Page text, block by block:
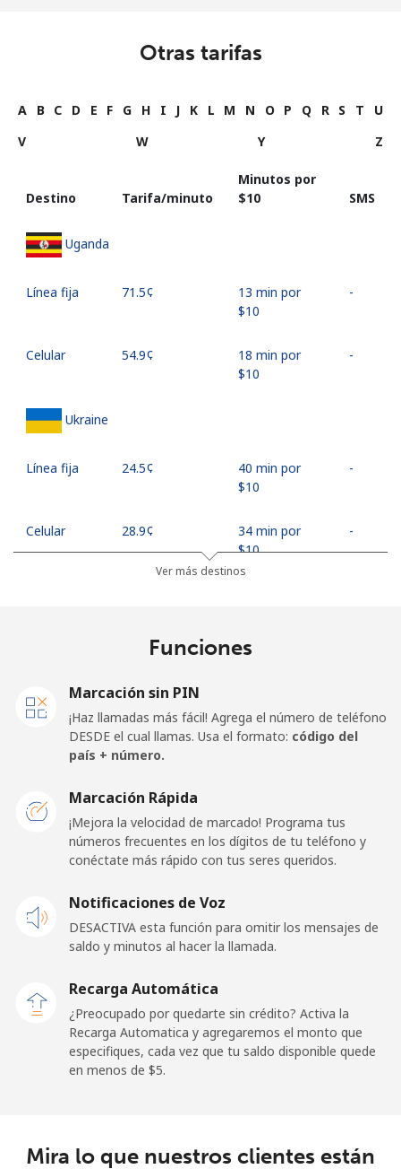
Otras tarifas
A B C D E F G H I J K L M N O P Q R S T
U
V
W Y Z
Destino Tarifa/minuto
Minutos por
⁦$10⁩
SMS
Uganda
Línea fija ⁦71.5¢⁩
13 min por
⁦$10⁩
-
Celular ⁦54.9¢⁩
18 min por
⁦$10⁩
-
Ukraine
Línea fija ⁦24.5¢⁩
40 min por
⁦$10⁩
-
Celular ⁦28.9¢⁩
34 min por
⁦$10⁩
-
⁦24.9¢⁩
40 min por
Celular
⁦$10⁩
Línea fija ⁦1.5¢⁩
665 min por
⁦$10⁩
Premium ⁦50.9¢⁩
19 min por
United States
All country ⁦1.5¢⁩
665 min por
-
Ver más destinos
Funciones
Marcación sin PIN
¡Haz llamadas más fácil! Agrega el número de teléfono
DESDE el cual llamas. Usa el formato: código del
país + número.
Marcación Rápida
¡Mejora la velocidad de marcado! Programa tus
números frecuentes en los dígitos de tu teléfono y
conéctate más rápido con tus seres queridos.
Notificaciones de Voz
DESACTIVA esta función para omitir los mensajes de
saldo y minutos al hacer la llamada.
Recarga Automática
¿Preocupado por quedarte sin crédito? Activa la
Recarga Automatica y agregaremos el monto que
especifiques, cada vez que tu saldo disponible quede
en menos de ⁦$5⁩.
Mira lo que nuestros clientes están